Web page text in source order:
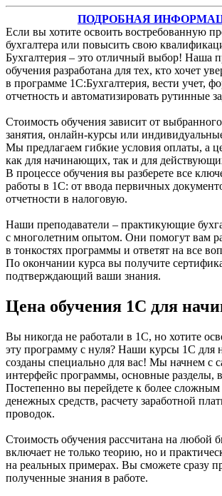
ПОДРОБНАЯ
Если вы хотите освоить востребованную
бухгалтера или повысить свою
Бухгалтерия – это отличный выбор! Наша
обучения разработана для тех, кто хочет
в программе 1С:Бухгалтерия, вести учет,
отчетность и автоматизировать рутинные
Стоимость обучения зависит от
занятия, онлайн-курсы или
Мы предлагаем гибкие условия оплаты, а
как для начинающих, так и для
В процессе обучения вы разберете все
работы в 1С: от ввода первичных
отчетности в налоговую.
Наши преподаватели – практикующие
с многолетним опытом. Они помогут вам
в тонкостях программы и ответят на все
По окончании курса вы получите
подтверждающий ваши знания.
Цена обучения 1С для
Вы никогда не работали в 1С, но хотите
эту программу с нуля? Наши курсы 1С для
созданы специально для вас! Мы начнем с
интерфейс программы, основные разделы,
Постепенно вы перейдете к более сложным
денежных средств, расчету заработной
проводок.
Стоимость обучения рассчитана на любой
включает не только теорию, но и
на реальных примерах. Вы сможете сразу
полученные знания в работе.